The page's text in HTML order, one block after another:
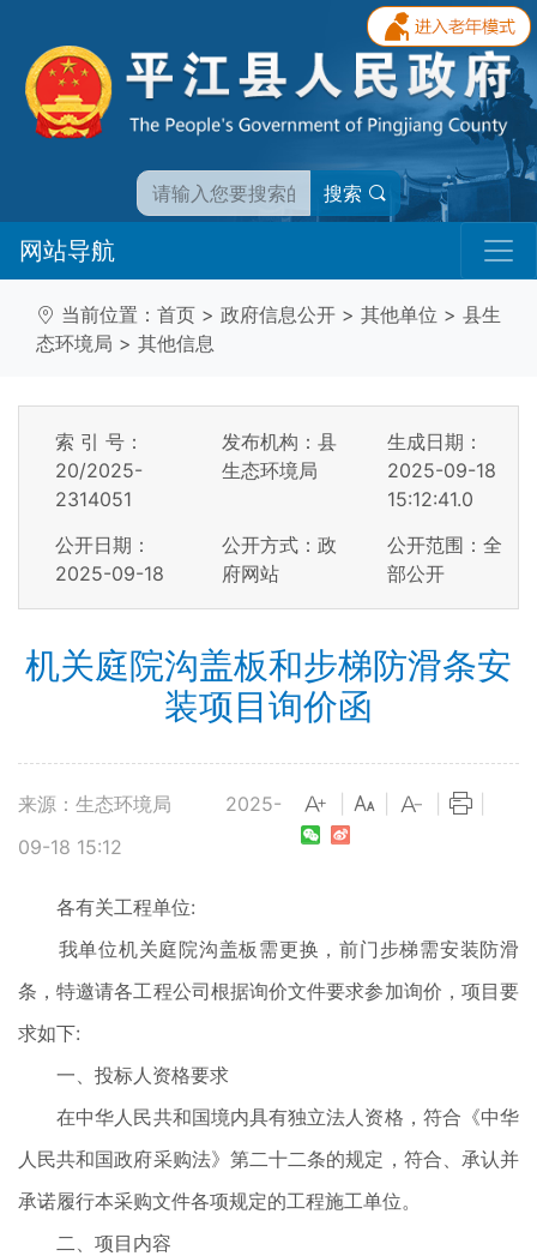
搜索
网站导航
当前位置： 首页 > 政府信息公开 > 其他单位 > 县生
态环境局 > 其他信息
索 引 号：
20/2025-
2314051
发布机构：县
生态环境局
生成日期：
2025-09-18
15:12:41.0
公开日期：
2025-09-18
公开方式：政
府网站
公开范围：全
部公开
机关庭院沟盖板和步梯防滑条安
装项目询价函
来源：生态环境局
2025-
09-18 15:12
各有关工程单位:
我单位机关庭院沟盖板需更换，前门步梯需安装防滑
条，特邀请各工程公司根据询价文件要求参加询价，项目要
求如下:
一、投标人资格要求
在中华人民共和国境内具有独立法人资格，符合《中华
人民共和国政府采购法》第二十二条的规定，符合、承认并
承诺履行本采购文件各项规定的工程施工单位。
二、项目内容